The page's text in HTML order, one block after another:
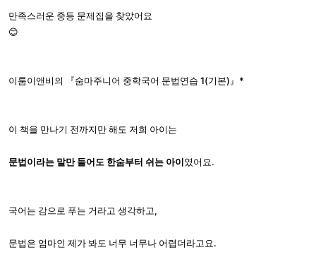
만족스러운 중등 문제집을 찾았어요
😊
이룸이앤비의 『숨마주니어 중학국어 문법연습 1(기본)』*
이 책을 만나기 전까지만 해도 저희 아이는
문법이라는 말만 들어도 한숨부터 쉬는 아이였어요.
국어는 감으로 푸는 거라고 생각하고,
문법은 엄마인 제가 봐도 너무 너무나 어렵더라고요.